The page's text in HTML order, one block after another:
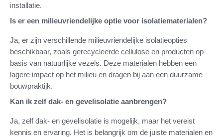
installatie.
Is er een milieuvriendelijke optie voor isolatiematerialen?
Ja, er zijn verschillende milieuvriendelijke isolatieopties
beschikbaar, zoals gerecycleerde cellulose en producten op
basis van natuurlijke vezels. Deze materialen hebben een
lagere impact op het milieu en dragen bij aan een duurzame
bouwpraktijk.
Kan ik zelf dak- en gevelisolatie aanbrengen?
Ja, zelf dak- en gevelisolatie is mogelijk, maar het vereist
kennis en ervaring. Het is belangrijk om de juiste materialen en